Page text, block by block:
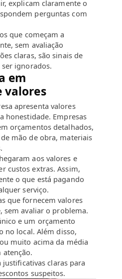
explicam claramente o
perguntas com
que começam a
sem avaliação
claras, são sinais de
ignorados.
em
valores
apresenta valores
honestidade. Empresas
orçamentos detalhados,
mão de obra, materiais
aos valores e
custos extras. Assim,
o que está pagando
serviço.
que fornecem valores
sem avaliar o problema.
e um orçamento
no local. Além disso,
muito acima da média
justificativas claras para
suspeitos.